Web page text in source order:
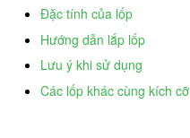
Đặc tính của lốp
Hướng dẫn lắp lốp
Lưu ý khi sử dụng
Các lốp khác cùng kích cỡ